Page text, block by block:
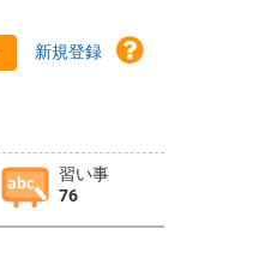
新規登録
習い事
76